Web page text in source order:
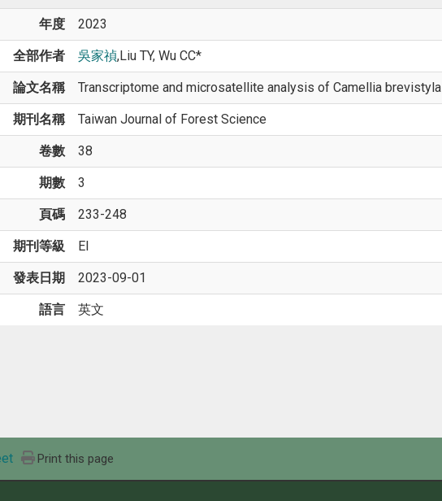
年度 2023
全部作者 吳家禎,Liu TY, Wu CC*
論文名稱 Transcriptome and microsatellite analysis of Camellia brevistyla
期刊名稱 Taiwan Journal of Forest Science
卷數 38
期數 3
頁碼 233-248
期刊等級 EI
發表日期 2023-09-01
語言 英文
Print this page